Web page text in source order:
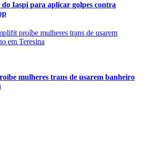
do Iaspi para aplicar golpes contra
mulheres trans de usarem banheiro